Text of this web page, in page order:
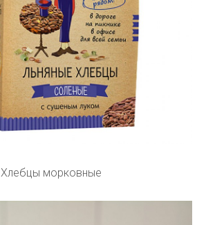
Хлебцы морковные